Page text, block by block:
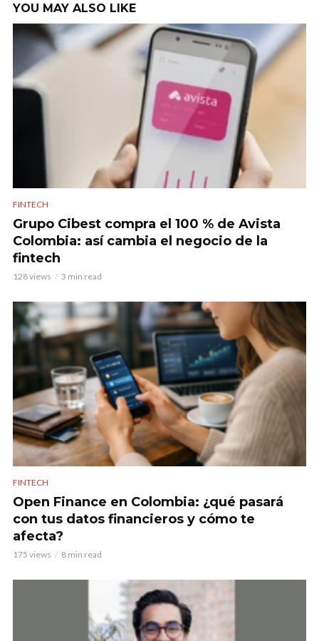
YOU MAY ALSO LIKE
FINTECH
Grupo Cibest compra el 100 % de Avista
Colombia: así cambia el negocio de la
fintech
128 views 3 min read
FINTECH
Open Finance en Colombia: ¿qué pasará
con tus datos financieros y cómo te
afecta?
175 views 8 min read